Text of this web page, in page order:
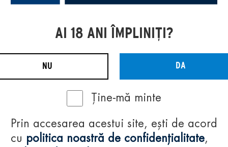
AI 18 ANI ÎMPLINIȚI?
NU DA
Ține-mă minte
Prin accesarea acestui site, ești de acord
cu politica noastră de confidențialitate,